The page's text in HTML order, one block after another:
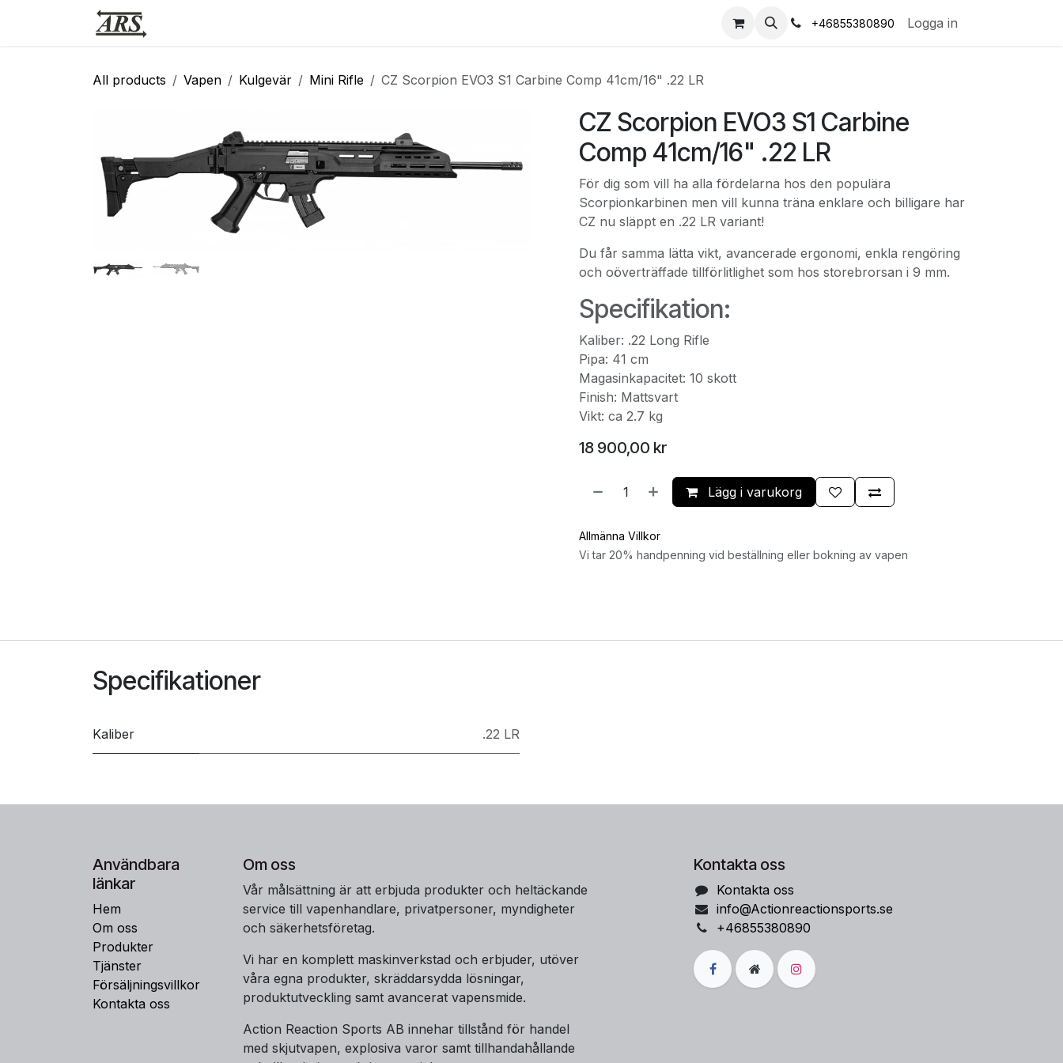
Hoppa till innehåll
+46855380890 Logga in
All products Vapen Kulgevär Mini Rifle CZ Scorpion EVO3 S1 Carbine Comp 41cm/16" .22 LR
CZ Scorpion EVO3 S1 Carbine
Comp 41cm/16" .22 LR
För dig som vill ha alla fördelarna hos den populära
Scorpionkarbinen men vill kunna träna enklare och billigare har
CZ nu släppt en .22 LR variant!
Du får samma lätta vikt, avancerade ergonomi, enkla rengöring
och oöverträffade tillförlitlighet som hos storebrorsan i 9 mm.
Specifikation:
Kaliber: .22 Long Rifle
Pipa: 41 cm
Magasinkapacitet: 10 skott
Finish: Mattsvart
Vikt: ca 2.7 kg
18 900,00 kr
Lägg i varukorg
Allmänna Villkor
Vi tar 20% handpenning vid beställning eller bokning av vapen
Specifikationer
Kaliber .22 LR
Användbara
länkar
Hem
Om oss
Produkter
Tjänster
Försäljningsvillkor
Kontakta oss
Om oss
Vår målsättning är att erbjuda produkter och heltäckande
service till vapenhandlare, privatpersoner, myndigheter
och säkerhetsföretag.
Vi har en komplett maskinverkstad och erbjuder, utöver
våra egna produkter, skräddarsydda lösningar,
produktutveckling samt avancerat vapensmide.
Action Reaction Sports AB innehar tillstånd för handel
med skjutvapen, explosiva varor samt tillhandahållande
Kontakta oss
Kontakta oss
info@Actionreactionsports.se
+46855380890